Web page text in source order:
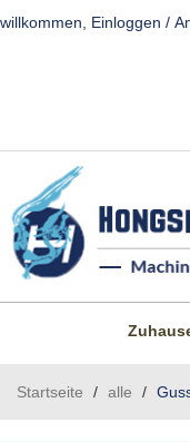
willkommen, Einloggen /
Startseite / alle /